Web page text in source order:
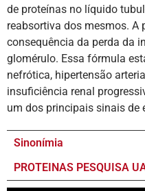
de proteínas no líquido
reabsortiva dos mesmos. A
consequência da perda da
glomérulo. Essa fórmula
nefrótica, hipertensão
insuficiência renal
um dos principais sinais de
Sinonímia
PROTEINAS PESQUISA